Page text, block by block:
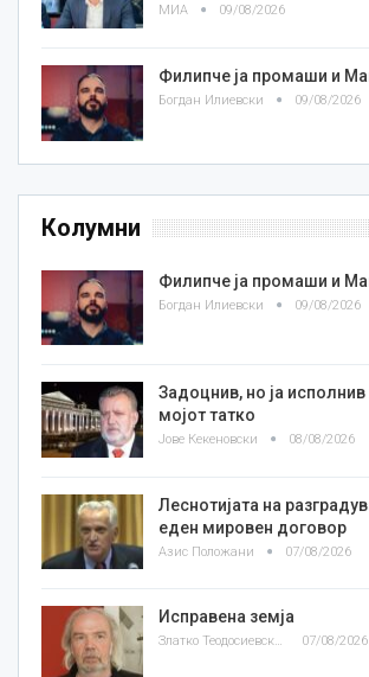
МИА 09/08/2026
Филипче ја промаши и
Богдан Илиевски 09/08/2026
Колумни
Филипче ја промаши и
Богдан Илиевски 09/08/2026
Задоцнив, но ја
мојот татко
Јове Кекеновски 08/08/2026
Леснотијата на
еден мировен договор
Азис Положани 07/08/2026
Исправена земја
Златко Теодосиевски 07/08/2026